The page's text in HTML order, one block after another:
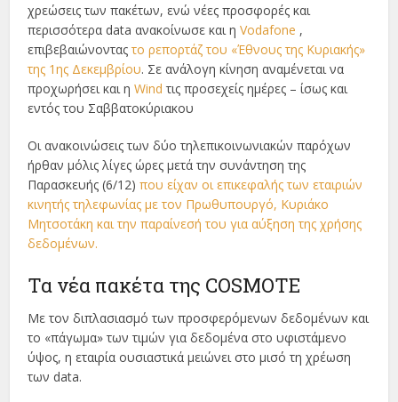
χρεώσεις των πακέτων, ενώ νέες προσφορές και
περισσότερα data ανακοίνωσε και η Vodafone ,
επιβεβαιώνονταςτο ρεπορτάζ του «Έθνους της Κυριακής»
της 1ης Δεκεμβρίου. Σε ανάλογη κίνηση αναμένεται να
προχωρήσει και η Wind τις προσεχείς ημέρες – ίσως και
εντός του Σαββατοκύριακου
Οι ανακοινώσεις των δύο τηλεπικοινωνιακών παρόχων
ήρθαν μόλις λίγες ώρες μετά την συνάντηση της
Παρασκευής (6/12)που είχαν οι επικεφαλής των εταιριών
κινητής τηλεφωνίας με τον Πρωθυπουργό, Κυριάκο
Μητσοτάκη και την παραίνεσή του για αύξηση της χρήσης
δεδομένων.
Τα νέα πακέτα της COSMOTE
Με τον διπλασιασμό των προσφερόμενων δεδομένων και
το «πάγωμα» των τιμών για δεδομένα στο υφιστάμενο
ύψος, η εταιρία ουσιαστικά μειώνει στο μισό τη χρέωση
των data.